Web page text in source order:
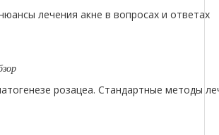
лечения акне в вопросах и ответах
розацеа. Стандартные методы